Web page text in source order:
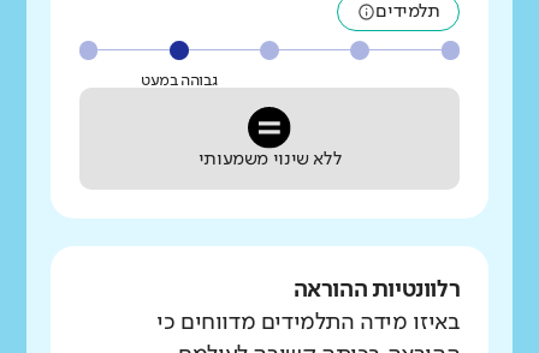
תלמידים
גבוהה במעט
ללא שינוי משמעותי
רלוונטיות ההוראה
באיזו מידה התלמידים מדווחים כי